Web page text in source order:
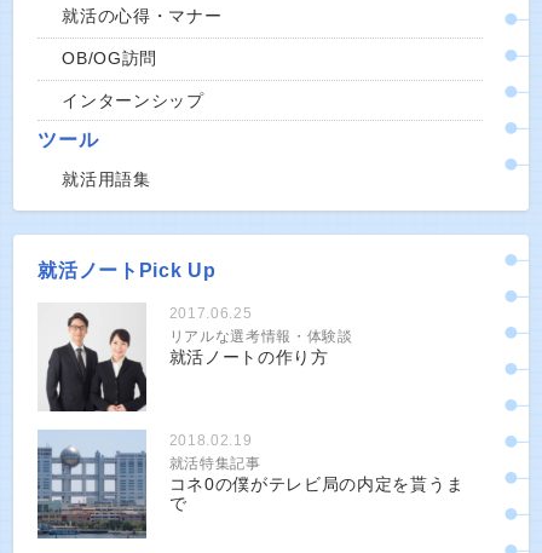
就活の心得・マナー
OB/OG訪問
インターンシップ
ツール
就活用語集
就活ノートPick Up
2017.06.25
リアルな選考情報・体験談
就活ノートの作り方
2018.02.19
就活特集記事
コネ0の僕がテレビ局の内定を貰うま
で